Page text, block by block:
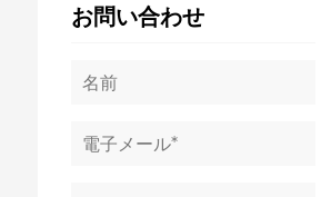
お問い合わせ
詳細の表示